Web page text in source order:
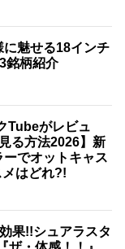
魅せる18インチ
銘柄紹介
Tubeがレビュ
る方法2026】新
でオットキャス
メはどれ?!
果!!シュアラスタ